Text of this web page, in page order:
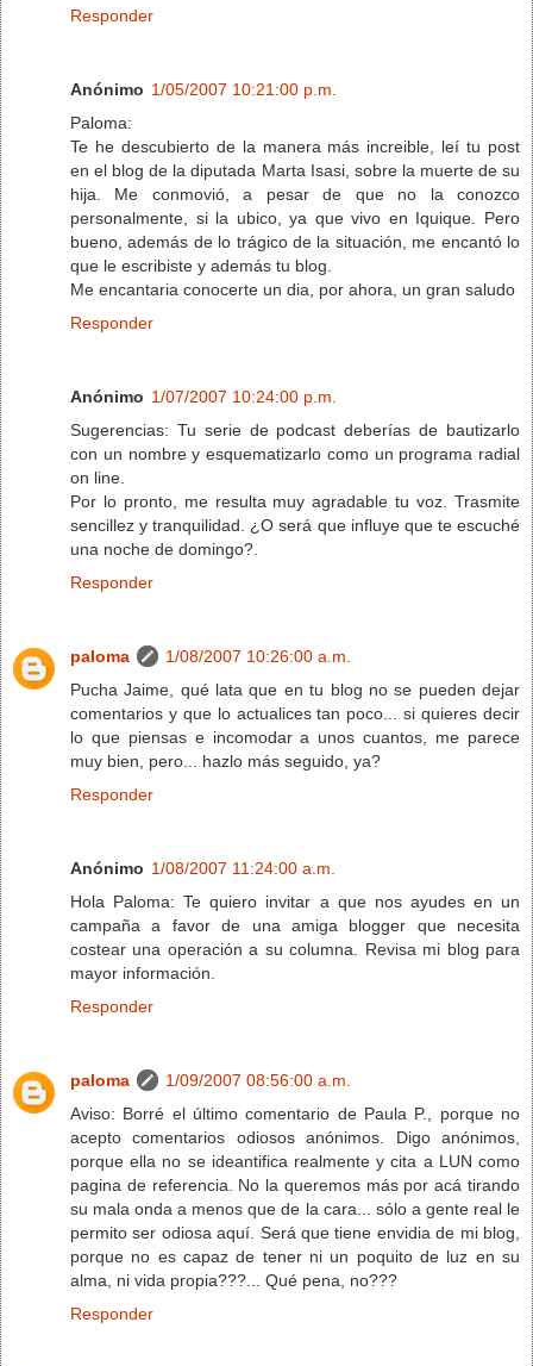
Responder
Anónimo 1/05/2007 10:21:00 p.m.
Paloma:
Te he descubierto de la manera más increible, leí tu post
en el blog de la diputada Marta Isasi, sobre la muerte de su
hija. Me conmovió, a pesar de que no la conozco
personalmente, si la ubico, ya que vivo en Iquique. Pero
bueno, además de lo trágico de la situación, me encantó lo
que le escribiste y además tu blog.
Me encantaria conocerte un dia, por ahora, un gran saludo
Responder
Anónimo 1/07/2007 10:24:00 p.m.
Sugerencias: Tu serie de podcast deberías de bautizarlo
con un nombre y esquematizarlo como un programa radial
on line.
Por lo pronto, me resulta muy agradable tu voz. Trasmite
sencillez y tranquilidad. ¿O será que influye que te escuché
una noche de domingo?.
Responder
paloma
1/08/2007 10:26:00 a.m.
Pucha Jaime, qué lata que en tu blog no se pueden dejar
comentarios y que lo actualices tan poco... si quieres decir
lo que piensas e incomodar a unos cuantos, me parece
muy bien, pero... hazlo más seguido, ya?
Responder
Anónimo 1/08/2007 11:24:00 a.m.
Hola Paloma: Te quiero invitar a que nos ayudes en un
campaña a favor de una amiga blogger que necesita
costear una operación a su columna. Revisa mi blog para
mayor información.
Responder
paloma
1/09/2007 08:56:00 a.m.
Aviso: Borré el último comentario de Paula P., porque no
acepto comentarios odiosos anónimos. Digo anónimos,
porque ella no se ideantifica realmente y cita a LUN como
pagina de referencia. No la queremos más por acá tirando
su mala onda a menos que de la cara... sólo a gente real le
permito ser odiosa aquí. Será que tiene envidia de mi blog,
porque no es capaz de tener ni un poquito de luz en su
alma, ni vida propia???... Qué pena, no???
Responder